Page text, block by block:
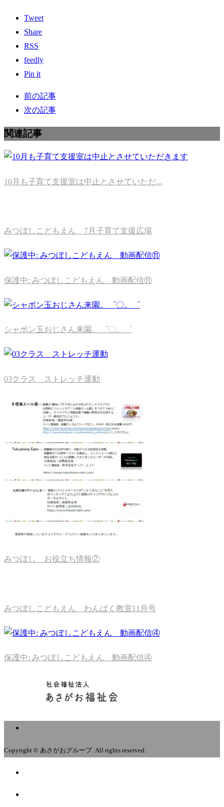
Tweet
Share
RSS
feedly
Pin it
前の記事
次の記事
関連記事
10月も子育て支援室は中止とさせていただ...
みつぼしこどもえん 7月子育て支援広場
保護中: みつぼしこどもえん 動画配信⑪
シャボン玉おじさん来園。゜〇。゜
03クラス ストレッチ運動
みつぼし お役立ち情報②
みつぼしこどもえん わんぱく教室11月号
保護中: みつぼしこどもえん 動画配信④
Copyright © あさがおグループ. All rights reserved.